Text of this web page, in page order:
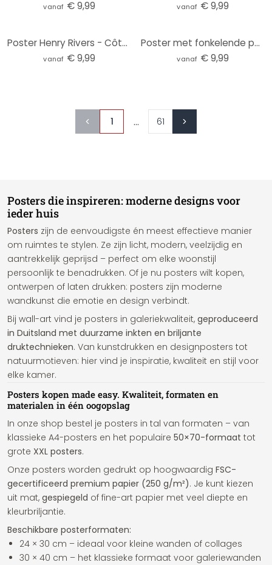
vanaf € 9,99 vanaf € 9,99
Poster Henry Rivers - Côte d'Azur
vanaf € 9,99
Poster met fonkelende paardenbloemen - Treechild
vanaf € 9,99
1 ... 61
Posters die inspireren: moderne designs voor
ieder huis
Posters zijn de eenvoudigste én meest effectieve manier
om ruimtes te stylen. Ze zijn licht, modern, veelzijdig en
aantrekkelijk geprijsd – perfect om elke woonstijl
persoonlijk te benadrukken. Of je nu posters wilt kopen,
ontwerpen of laten drukken: posters zijn moderne
wandkunst die emotie en design verbindt.
Bij wall-art vind je posters in galeriekwaliteit, geproduceerd
in Duitsland met duurzame inkten en briljante
druktechnieken. Van kunstdrukken en designposters tot
natuurmotieven: hier vind je inspiratie, kwaliteit en stijl voor
elke kamer.
Posters kopen made easy. Kwaliteit, formaten en
materialen in één oogopslag
In onze shop bestel je posters in tal van formaten – van
klassieke A4-posters en het populaire 50×70-formaat tot
grote XXL posters.
Onze posters worden gedrukt op hoogwaardig FSC-
gecertificeerd premium papier (250 g/m²). Je kunt kiezen
uit mat, gespiegeld of fine-art papier met veel diepte en
kleurbriljantie.
Beschikbare posterformaten:
24 × 30 cm – ideaal voor kleine wanden of collages
30 × 40 cm – het klassieke formaat voor galeriewanden